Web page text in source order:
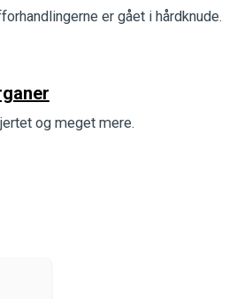
er gået i hårdknude.
og meget mere.